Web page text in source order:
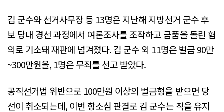
김 군수와 선거사무장 등 13명은 지난해 지방선거 군수 후
보 당내 경선 과정에서 여론조사를 조작하고 금품을 돌린 혐
의로 기소돼 재판에 넘겨졌다. 김 군수 외 11명은 벌금 90만
~300만원을, 1명은 무죄를 선고 받았다.
공직선거법 위반으로 100만원 이상의 벌금형을 받으면 당
선이 취소되는데, 이번 항소심 판결로 김 군수는 직을 유지